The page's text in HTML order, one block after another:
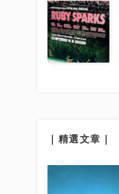
｜精選文章｜